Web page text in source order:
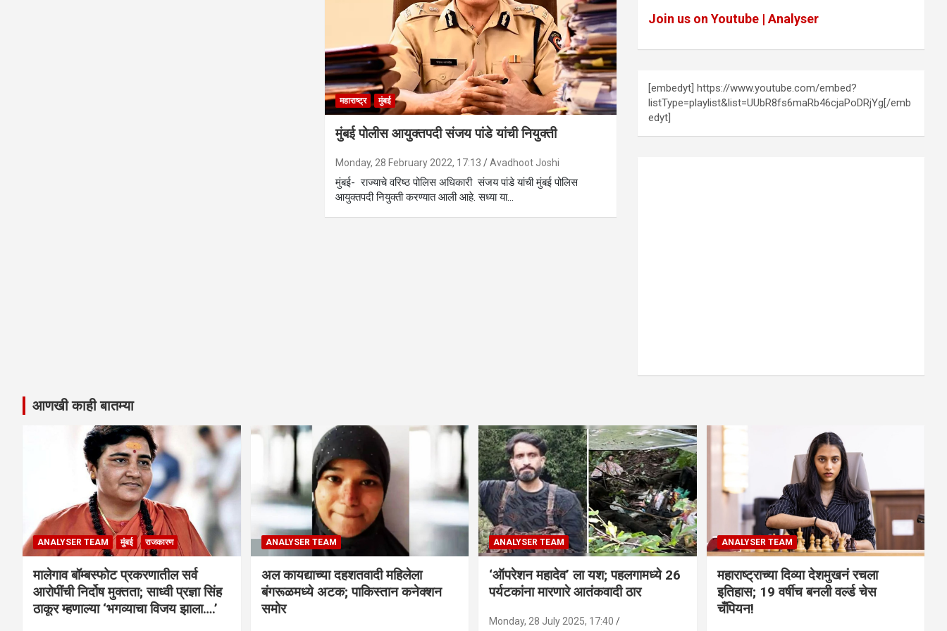
महाराष्ट्र मुंबई
मुंबई पोलीस आयुक्तपदी संजय पांडे यांची नियुक्ती
Monday, 28 February 2022, 17:13 Avadhoot Joshi
मुंबई- राज्याचे वरिष्ठ पोलिस अधिकारी संजय पांडे यांची मुंबई पोलिस
आयुक्तपदी नियुक्ती करण्यात आली आहे. सध्या या…
Join us on Youtube | Analyser
[embedyt] https://www.youtube.com/embed?
listType=playlist&list=UUbR8fs6maRb46cjaPoDRjYg[/emb
edyt]
आणखी काही बातम्या
ANALYSER TEAM मुंबई राजकारण
मालेगाव बॉम्बस्फोट प्रकरणातील सर्व
आरोपींची निर्दोष मुक्तता; साध्वी प्रज्ञा सिंह
ठाकूर म्हणाल्या ‘भगव्याचा विजय झाला….’
ANALYSER TEAM
अल कायद्याच्या दहशतवादी महिलेला
बंगरूळमध्ये अटक; पाकिस्तान कनेक्शन
समोर
ANALYSER TEAM
‘ऑपरेशन महादेव’ ला यश; पहलगामध्ये 26
पर्यटकांना मारणारे आतंकवादी ठार
Monday, 28 July 2025, 17:40
ANALYSER TEAM
महाराष्ट्राच्या दिव्या देशमुखनं रचला
इतिहास; 19 वर्षीच बनली वर्ल्ड चेस
चँपियन!